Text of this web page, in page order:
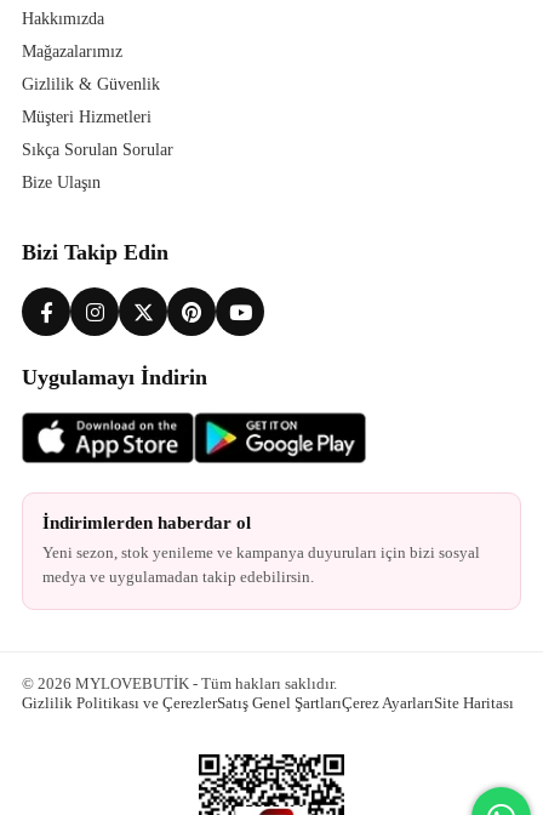
Hakkımızda
Mağazalarımız
Gizlilik & Güvenlik
Müşteri Hizmetleri
Sıkça Sorulan Sorular
Bize Ulaşın
Bizi Takip Edin
Uygulamayı İndirin
İndirimlerden haberdar ol
Yeni sezon, stok yenileme ve kampanya duyuruları için bizi sosyal
medya ve uygulamadan takip edebilirsin.
© 2026 MYLOVEBUTİK - Tüm hakları saklıdır.
Gizlilik Politikası ve ÇerezlerSatış Genel ŞartlarıÇerez AyarlarıSite Haritası